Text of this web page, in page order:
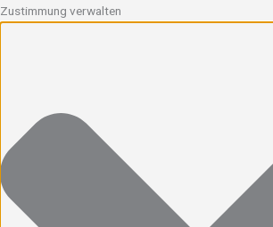
Zustimmung verwalten